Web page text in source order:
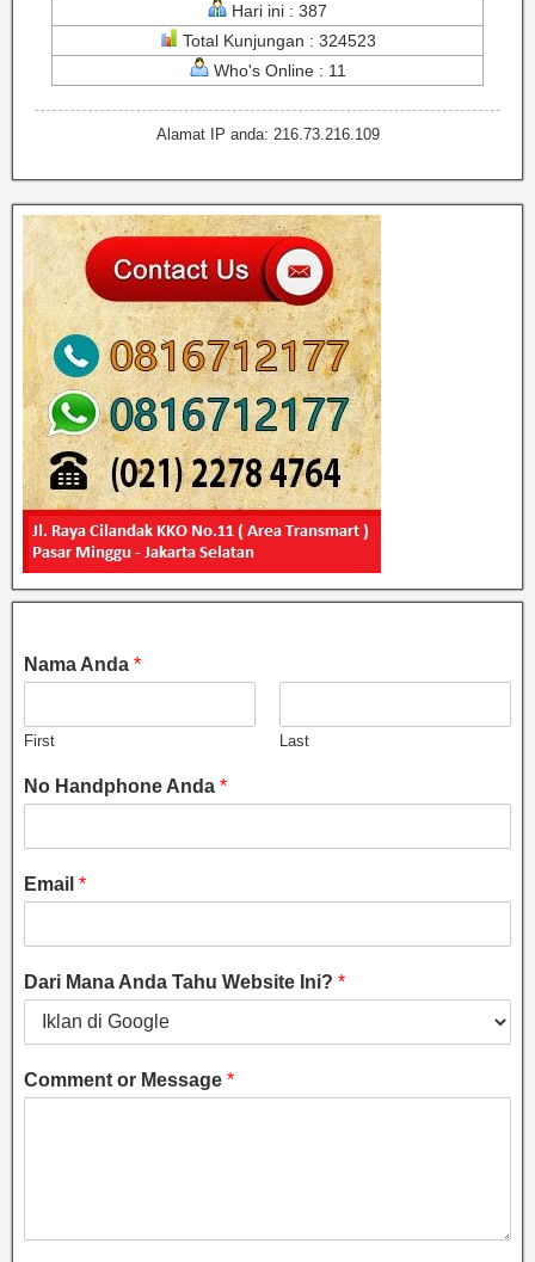
Hari ini : 387
Total Kunjungan : 324523
Who's Online : 11
Alamat IP anda: 216.73.216.109
Nama Anda *
First Last
No Handphone Anda *
Email *
Dari Mana Anda Tahu Website Ini? *
Comment or Message *